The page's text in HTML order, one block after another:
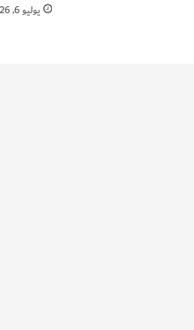
يوليو 6, 2026